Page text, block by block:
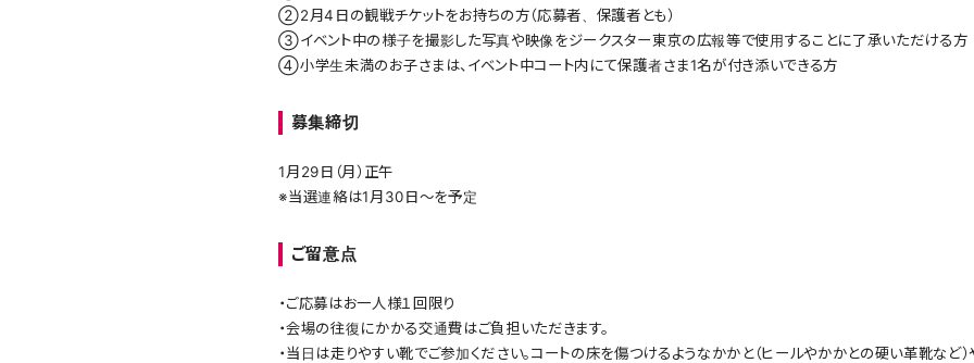
②2月4日の観戦チケットをお持ちの方（応募者、保護者とも）
③イベント中の様子を撮影した写真や映像をジークスター東京の広報等で使用することに了承いただける方
④小学生未満のお子さまは、イベント中コート内にて保護者さま1名が付き添いできる方
募集締切
1月29日（月）正午
※当選連絡は1月30日～を予定
ご留意点
・ご応募はお一人様１回限り
・会場の往復にかかる交通費はご負担いただきます。
・当日は走りやすい靴でご参加ください。コートの床を傷つけるようなかかと（ヒールやかかとの硬い革靴など）